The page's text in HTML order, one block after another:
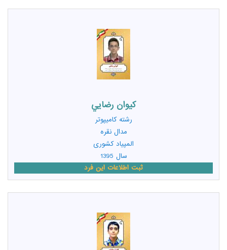
کيوان رضايي
رشته کامیپوتر
مدال نقره
المپیاد کشوری
سال 1395
ثبت اطلاعات این فرد